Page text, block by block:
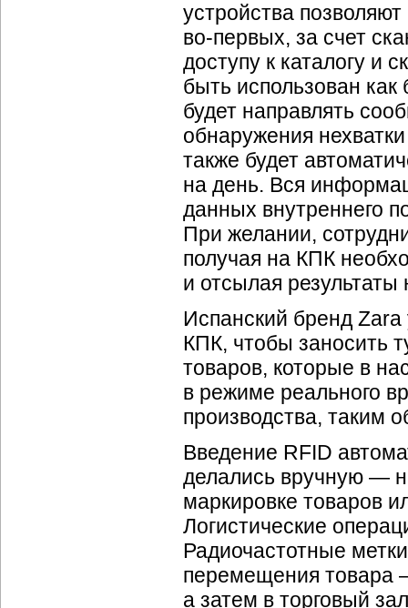
устройства
во-первых, за счет
доступу к каталогу и
быть использован
будет направлять
обнаружения
также будет
на день. Вся
данных внутреннего
При желании,
получая на КПК
и отсылая результаты
Испанский бренд Zara
КПК, чтобы заносить
товаров, которые в
в режиме реального
производства, таким
Введение RFID
делались вручную —
маркировке товаров
Логистические
Радиочастотные
перемещения товара
а затем в торговый